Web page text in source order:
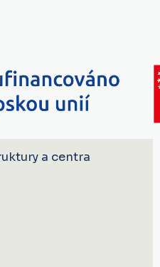
a centra